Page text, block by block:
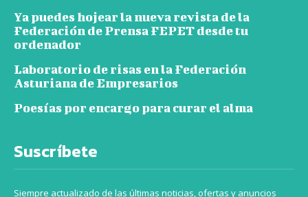
Ya puedes hojear la nueva revista de la
Federación de Prensa FEPET desde tu
ordenador
Laboratorio de risas en la Federación
Asturiana de Empresarios
Poesías por encargo para curar el alma
Suscríbete
Siempre actualizado de las últimas noticias, ofertas y anuncios